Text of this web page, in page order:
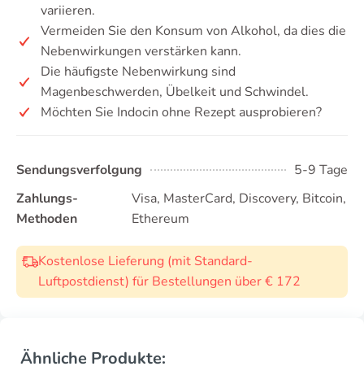
variieren.
Vermeiden Sie den Konsum von Alkohol, da dies die
Nebenwirkungen verstärken kann.
Die häufigste Nebenwirkung sind
Magenbeschwerden, Übelkeit und Schwindel.
Möchten Sie Indocin ohne Rezept ausprobieren?
Sendungsverfolgung
5-9 Tage
Zahlungs-
Methoden
Visa, MasterCard, Discovery, Bitcoin,
Ethereum
Kostenlose Lieferung (mit Standard-
Luftpostdienst) für Bestellungen über € 172
Ähnliche Produkte: